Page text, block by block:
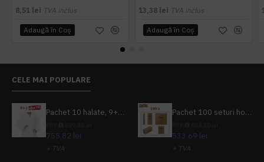
8,51 lei TVA inclus
Adaugă în Coş
13,38 lei TVA inclus
Adaugă în Coş
CELE MAI POPULARE
Pachet 10 halate, 9+1 gratuit
755,82 lei
+ TVA
Pachet 100 seturi hoteliere, set dentar, set barbierit, casca de dus, pila unghii, set cusut
533,69 lei
+ TVA